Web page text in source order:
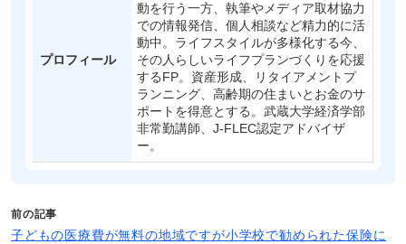
プロフィール
動を行う一方、執筆やメディア取材協力
での情報発信、個人相談など精力的に活
動中。ライフスタイルが多様化する今、
その人らしいライフプランづくりを応援
するFP。資産形成、リタイアメントプ
ランニング、高齢期の住まいとお金のサ
ポートを得意とする。武蔵大学経済学部
非常勤講師、J-FLEC認定アドバイザ
ー。
前の記事
子どもの医療費が無料の地域ですが小学校で勧められた保険に